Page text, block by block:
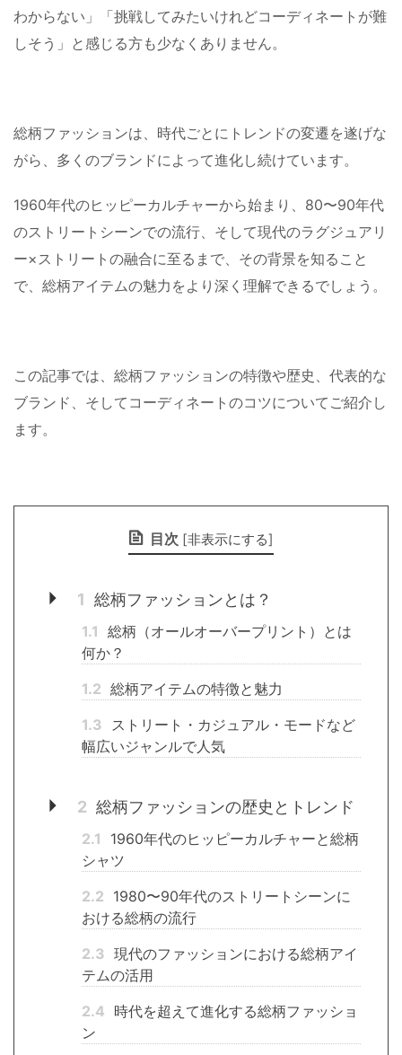
わからない」「挑戦してみたいけれどコーディネートが難
しそう」と感じる方も少なくありません。
総柄ファッションは、時代ごとにトレンドの変遷を遂げな
がら、多くのブランドによって進化し続けています。
1960年代のヒッピーカルチャーから始まり、80〜90年代
のストリートシーンでの流行、そして現代のラグジュアリ
ー×ストリートの融合に至るまで、その背景を知ること
で、総柄アイテムの魅力をより深く理解できるでしょう。
この記事では、総柄ファッションの特徴や歴史、代表的な
ブランド、そしてコーディネートのコツについてご紹介し
ます。
目次 [非表示にする]
1 総柄ファッションとは？
1.1 総柄（オールオーバープリント）とは
何か？
1.2 総柄アイテムの特徴と魅力
1.3 ストリート・カジュアル・モードなど
幅広いジャンルで人気
2 総柄ファッションの歴史とトレンド
2.1
1960年代のヒッピーカルチャーと総柄
シャツ
2.2 1980〜90年代のストリートシーンに
おける総柄の流行
2.3 現代のファッションにおける総柄アイ
テムの活用
2.4 時代を超えて進化する総柄ファッショ
ン